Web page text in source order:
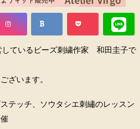
しているビーズ刺繍作家 和田圭子で
ざいます。
テッチ、ソウタシエ刺繡のレッスン